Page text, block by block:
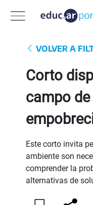
VOLVER A
Corto
campo
Este corto invita
ambiente son
comprender la
alternativas de